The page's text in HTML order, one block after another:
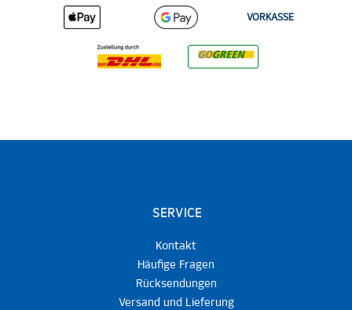
VORKASSE
SERVICE
Kontakt
Häufige Fragen
Rücksendungen
Versand und Lieferung